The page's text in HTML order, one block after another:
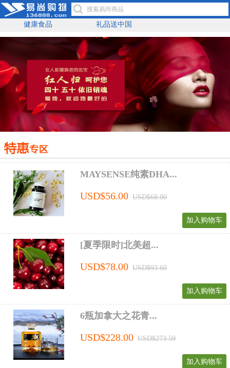
健康食品 礼品送中国
MAYSENSE纯素DHA...
USD$56.00 USD$68.00
加入购物车
[夏季限时]北美超...
USD$78.00 USD$93.60
加入购物车
6瓶加拿大之花青...
USD$228.00 USD$273.59
加入购物车